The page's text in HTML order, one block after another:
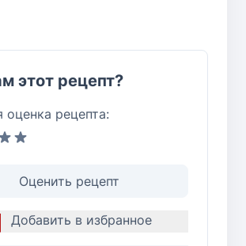
этот рецепт?
оценка рецепта:
Оценить рецепт
Добавить в избранное